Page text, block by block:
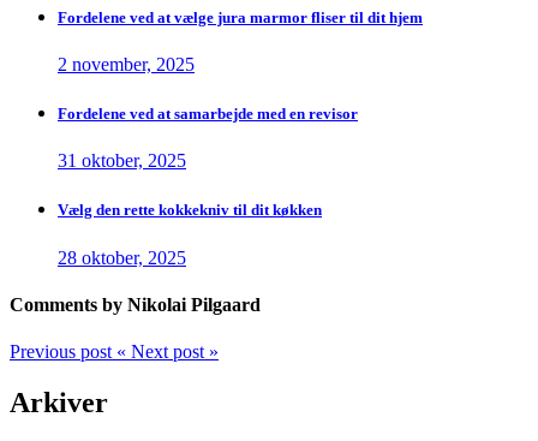
Fordelene ved at vælge jura marmor fliser til dit hjem
2 november, 2025
Fordelene ved at samarbejde med en revisor
31 oktober, 2025
Vælg den rette kokkekniv til dit køkken
28 oktober, 2025
Comments by Nikolai Pilgaard
Previous post « Next post »
Arkiver